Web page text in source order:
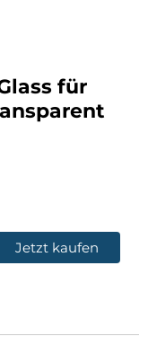
für
Jetzt kaufen